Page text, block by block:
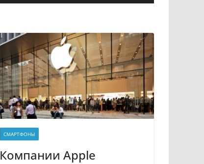
СМАРТФОНЫ
Компании Apple